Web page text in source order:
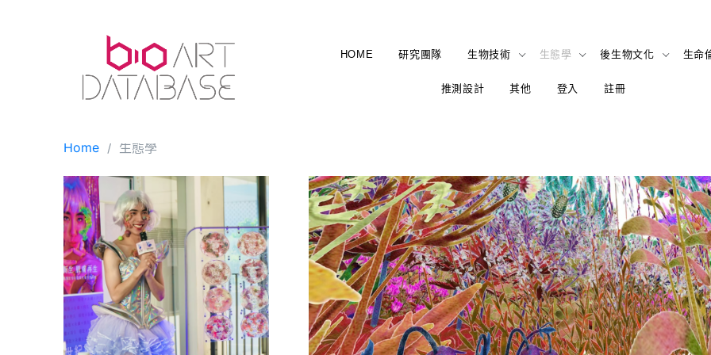
HOME 研究團隊 生物技術 生態學 後生物文化 生命
推測設計 其他 登入 註冊
Home 生態學